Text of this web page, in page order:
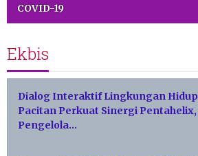
COVID-19
Ekbis
Dialog Interaktif Lingkungan Hidup
Pacitan Perkuat Sinergi Pentahelix,
Pengelola…